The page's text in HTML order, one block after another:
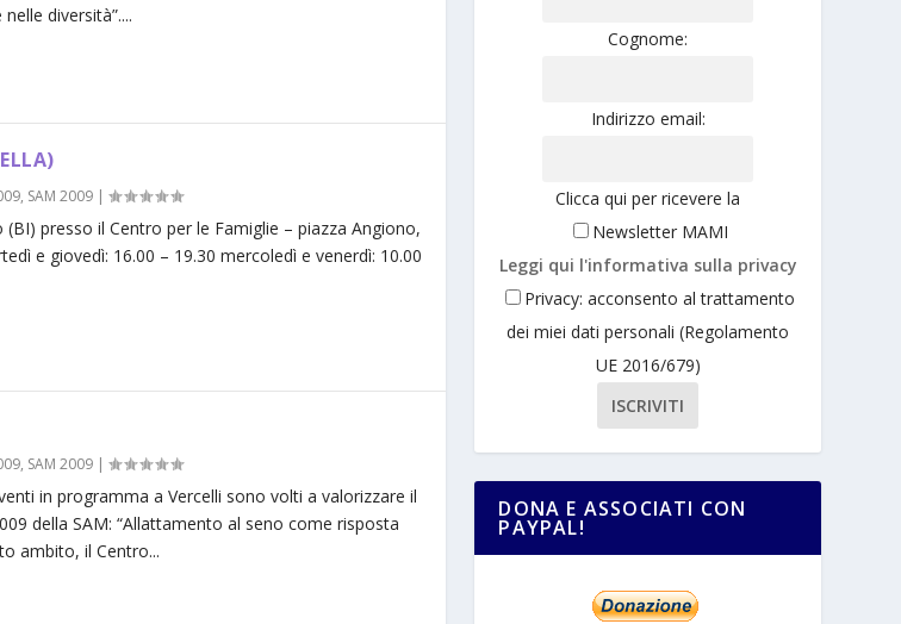
diversità”....
, SAM 2009 |
presso il Centro per le Famiglie – piazza Angiono,
e giovedì: 16.00 – 19.30 mercoledì e venerdì: 10.00
, SAM 2009 |
in programma a Vercelli sono volti a valorizzare il
della SAM: “Allattamento al seno come risposta
ambito, il Centro...
Cognome:
Indirizzo email:
Clicca qui per ricevere la
Newsletter MAMI
Leggi qui l'informativa sulla privacy
Privacy: acconsento al trattamento
dei miei dati personali (Regolamento
UE 2016/679)
DONA E ASSOCIATI CON
PAYPAL!